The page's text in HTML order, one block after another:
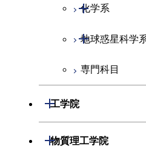
化学系
開閉
化学コ
エネル
地球惑星科学
開閉
地球惑
専門科目
工学院
開閉
機械系
開閉
物質理工学院
開閉